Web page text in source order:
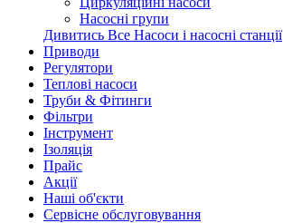
Насосні групи
Дивитись Все Насоси і насосні станції
Приводи
Регулятори
Теплові насоси
Труби & Фітинги
Фільтри
Інструмент
Ізоляція
Прайс
Акції
Наші об'єкти
Сервісне обслуговування